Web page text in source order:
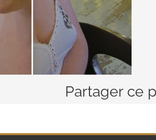
Partager ce